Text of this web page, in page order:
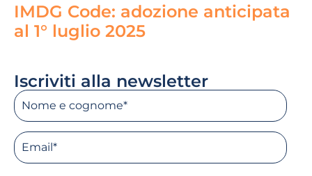
IMDG Code: adozione anticipata
al 1° luglio 2025
Iscriviti alla newsletter